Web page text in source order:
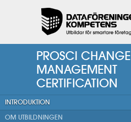
PROSCI CHANGE
MANAGEMENT
CERTIFICATION
INTRODUKTION
OM UTBILDNINGEN